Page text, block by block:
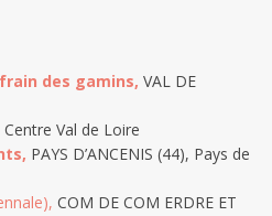
des gamins, VAL DE
Centre Val de Loire
PAYS D’ANCENIS (44), Pays de
COM DE COM ERDRE ET